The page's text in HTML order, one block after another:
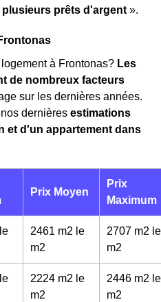
prêts d'argent ».
à Frontonas? Les
de nombreux facteurs
sur les dernières années.
dernières estimations
et d'un appartement dans
Prix Moyen
Prix
Maximum
2461 m2 le
m2
2707 m2 le
m2
2224 m2 le
m2
2446 m2 le
m2